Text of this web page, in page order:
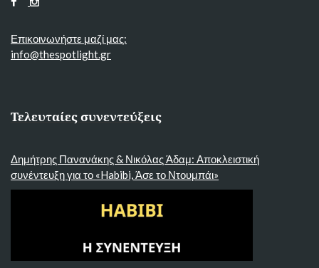
Επικοινωνήστε μαζί μας:
info@thespotlight.gr
Τελευταίες συνεντεύξεις
Δημήτρης Πανανάκης & Νικόλας Άδαμ: Αποκλειστική
συνέντευξη για το «Habibi, Άσε το Ντουμπάι»